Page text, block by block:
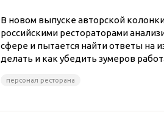
В новом выпуске авторской
российскими рестораторами
сфере и пытается найти ответы на
делать и как убедить зумеров
персонал ресторана